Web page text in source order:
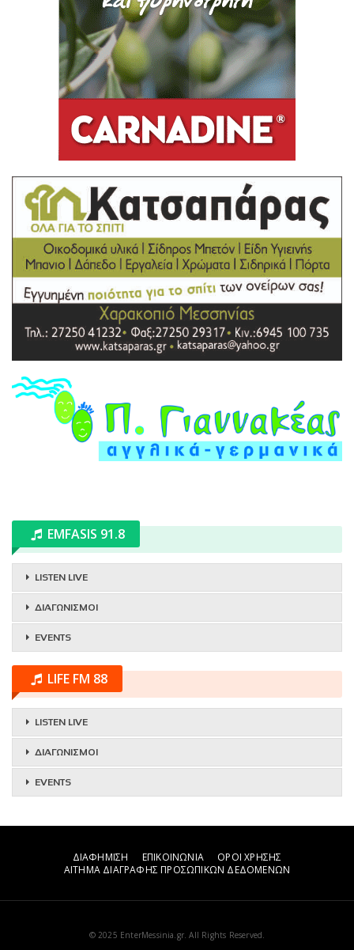
EMFASIS 91.8
LISTEN LIVE
ΔΙΑΓΩΝΙΣΜΟΙ
EVENTS
LIFE FM 88
LISTEN LIVE
ΔΙΑΓΩΝΙΣΜΟΙ
EVENTS
ΔΙΑΦΗΜΙΣΗ ΕΠΙΚΟΙΝΩΝΙΑ
ΟΡΟΙ ΧΡΗΣΗΣ
ΑΙΤΗΜΑ ΔΙΑΓΡΑΦΗΣ ΠΡΟΣΩΠΙΚΩΝ ΔΕΔΟΜΕΝΩΝ
© 2025 EnterMessinia.gr. All Rights Reserved.